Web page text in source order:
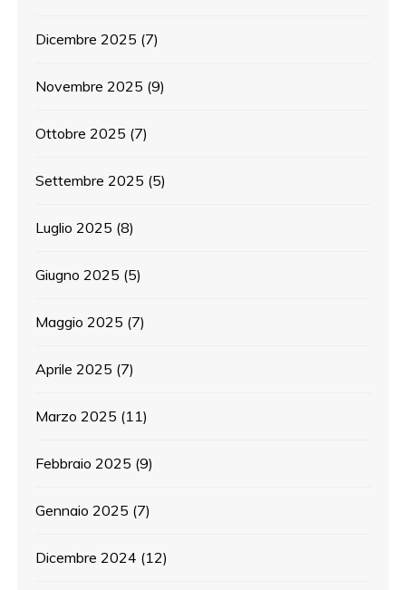
Dicembre 2025 (7)
Novembre 2025 (9)
Ottobre 2025 (7)
Settembre 2025 (5)
Luglio 2025 (8)
Giugno 2025 (5)
Maggio 2025 (7)
Aprile 2025 (7)
Marzo 2025 (11)
Febbraio 2025 (9)
Gennaio 2025 (7)
Dicembre 2024 (12)